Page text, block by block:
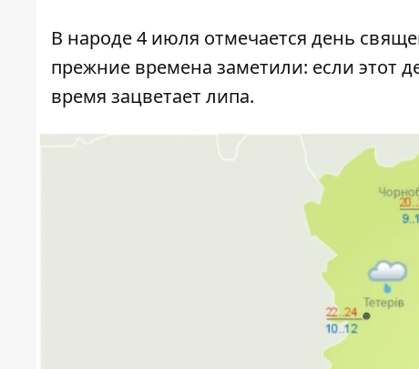
В народе 4 июля отмечается день
прежние времена заметили: если этот
время зацветает липа.